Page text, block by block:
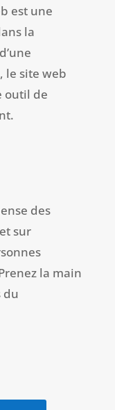
est une
la
le site web
outil de
des
sur
la main
du